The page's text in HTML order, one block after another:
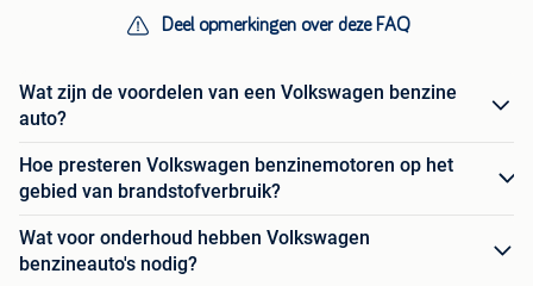
Deel opmerkingen over deze FAQ
Wat zijn de voordelen van een Volkswagen benzine
auto?
Hoe presteren Volkswagen benzinemotoren op het
gebied van brandstofverbruik?
Wat voor onderhoud hebben Volkswagen
benzineauto's nodig?